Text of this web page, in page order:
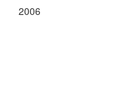
2006